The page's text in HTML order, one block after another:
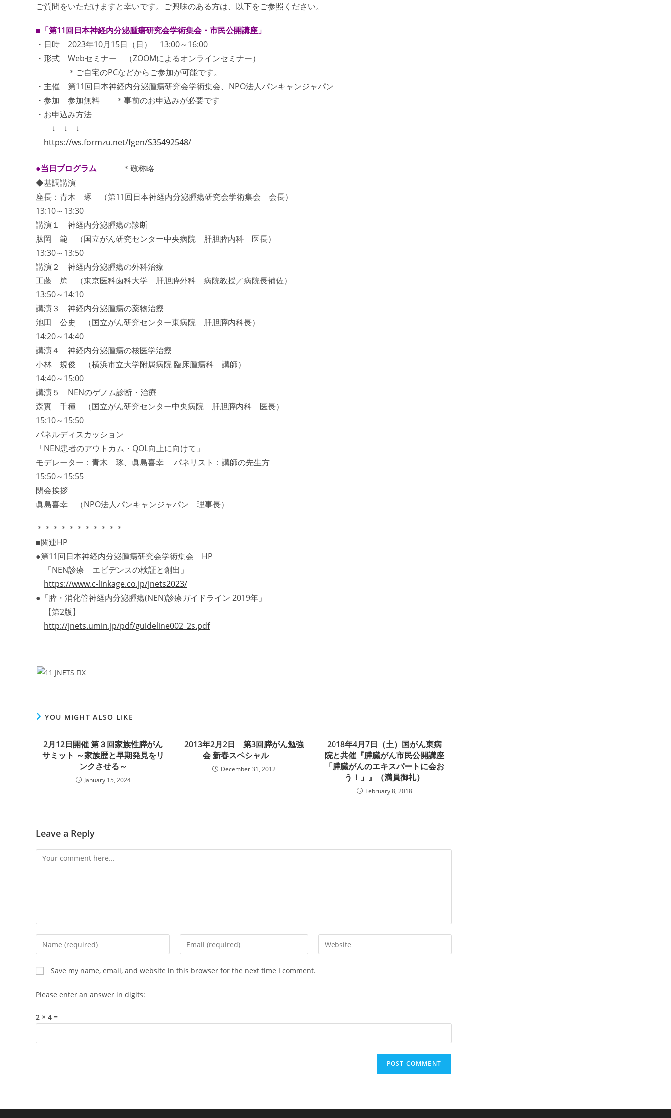
ご質問をいただけますと幸いです。ご興味のある方は、以下をご参照ください。
■「第11回日本神経内分泌腫瘍研究会学術集会・市民公開講座」
・日時 2023年10月15日（日） 13:00～16:00
・形式 Webセミナー （ZOOMによるオンラインセミナー）
＊ご自宅のPCなどからご参加が可能です。
・主催 第11回日本神経内分泌腫瘍研究会学術集会、NPO法人パンキャンジャパン
・参加 参加無料 ＊事前のお申込みが必要です
・お申込み方法
↓ ↓ ↓
https://ws.formzu.net/fgen/S35492548/
●当日プログラム
＊敬称略
◆基調講演
座長：青木 琢 （第11回日本神経内分泌腫瘍研究会学術集会 会長）
13:10～13:30
講演１ 神経内分泌腫瘍の診断
肱岡 範 （国立がん研究センター中央病院 肝胆膵内科 医長）
13:30～13:50
講演２ 神経内分泌腫瘍の外科治療
工藤 篤 （東京医科歯科大学 肝胆膵外科 病院教授／病院長補佐）
13:50～14:10
講演３ 神経内分泌腫瘍の薬物治療
池田 公史 （国立がん研究センター東病院 肝胆膵内科長）
14:20～14:40
講演４ 神経内分泌腫瘍の核医学治療
小林 規俊 （横浜市立大学附属病院 臨床腫瘍科 講師）
14:40～15:00
講演５ NENのゲノム診断・治療
森實 千種 （国立がん研究センター中央病院 肝胆膵内科 医長）
15:10～15:50
パネルディスカッション
「NEN患者のアウトカム・QOL向上に向けて」
モデレーター：青木 琢、眞島喜幸 パネリスト：講師の先生方
15:50～15:55
閉会挨拶
眞島喜幸 （NPO法人パンキャンジャパン 理事長）
＊＊＊＊＊＊＊＊＊＊＊
■関連HP
●第11回日本神経内分泌腫瘍研究会学術集会 HP
「NEN診療 エビデンスの検証と創出」
https://www.c-linkage.co.jp/jnets2023/
●「膵・消化管神経内分泌腫瘍(NEN)診療ガイドライン 2019年」
【第2版】
http://jnets.umin.jp/pdf/guideline002_2s.pdf
YOU MIGHT ALSO LIKE
2月12日開催 第３回家族性膵がん
サミット ～家族歴と早期発見をリ
ンクさせる～
January 15, 2024
2013年2月2日 第3回膵がん勉強
会 新春スペシャル
December 31, 2012
2018年4月7日（土）国がん東病
院と共催『膵臓がん市民公開講座
「膵臓がんのエキスパートに会お
う！」』（満員御礼）
February 8, 2018
Leave a Reply
Comment
Enter
your
name
or
username
comment
Enter
your
Enter
your
Save my name, email, and website in this browser for the next time I comment.
Please enter an answer in digits:
2 × 4 =